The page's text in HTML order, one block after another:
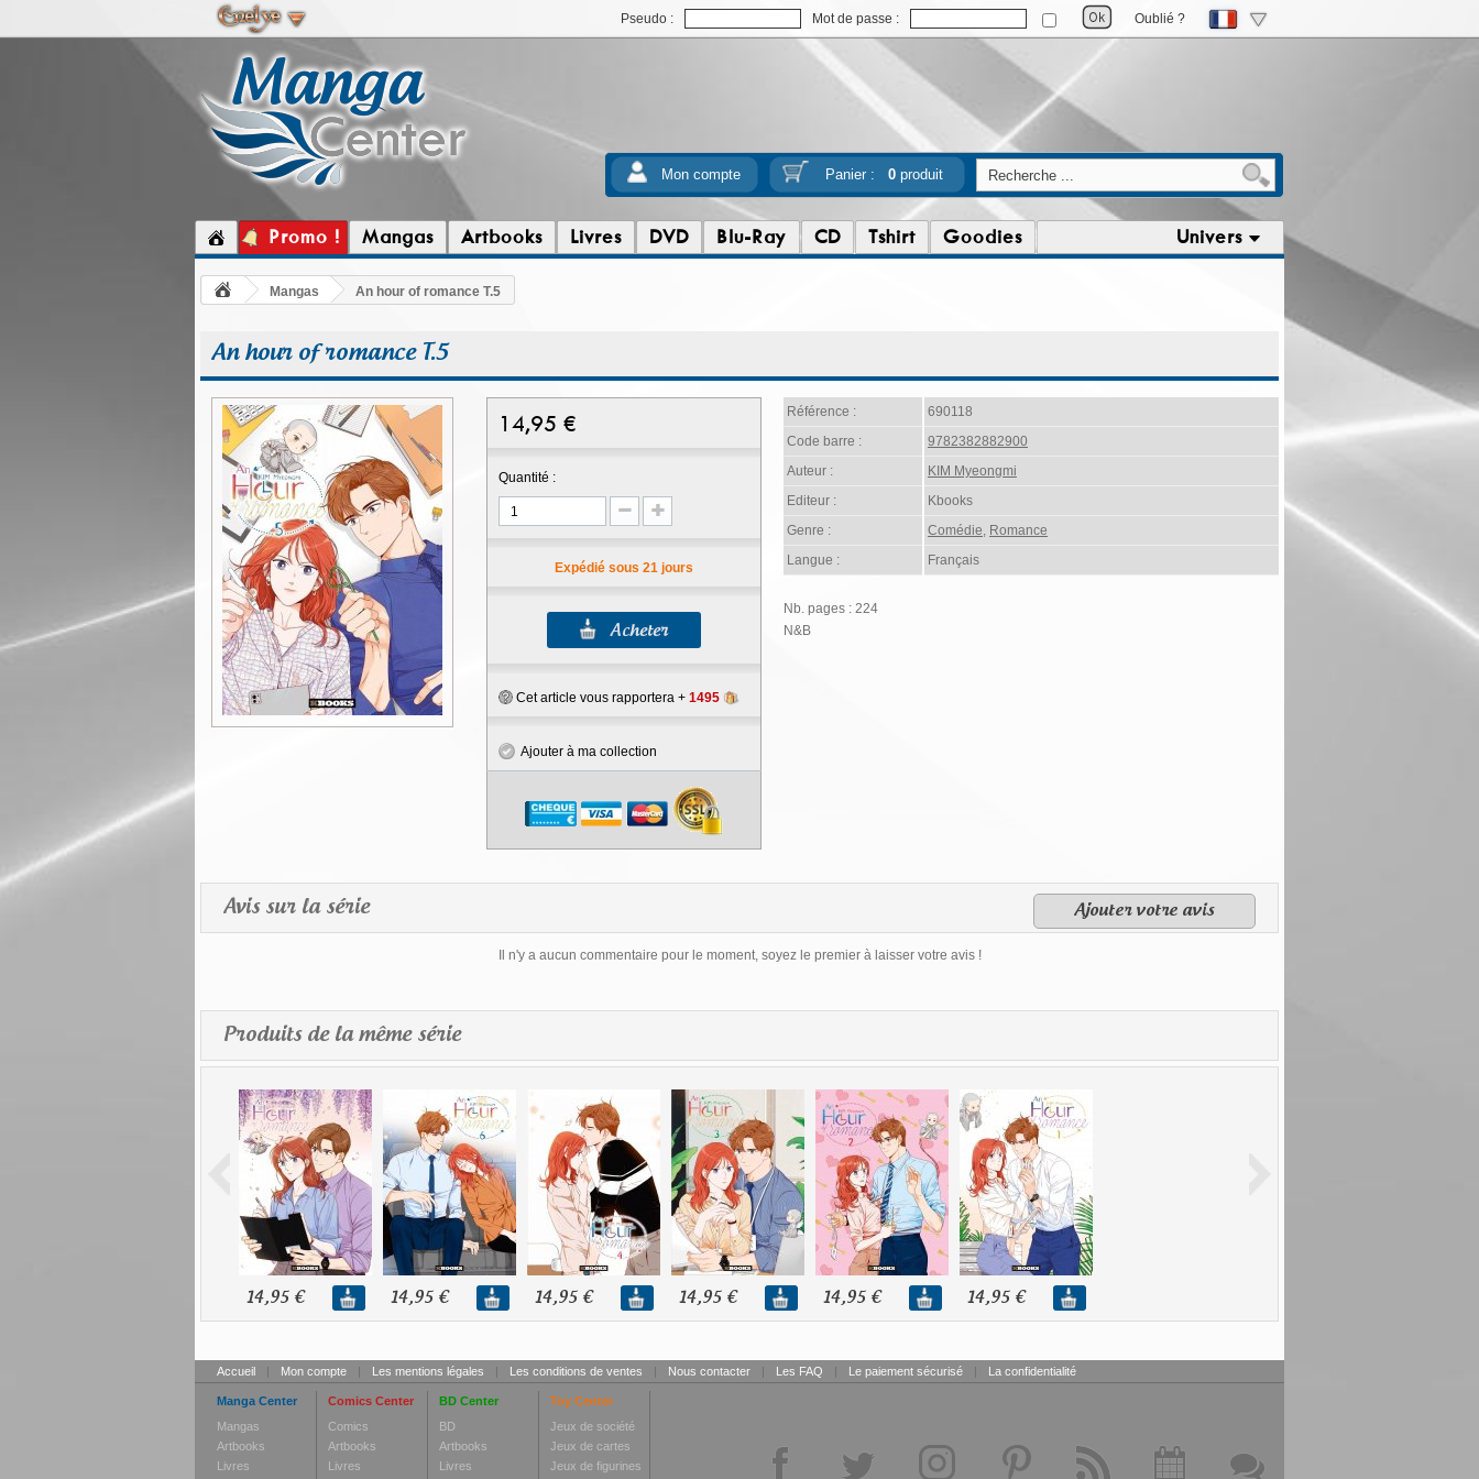
Pseudo : Mot de passe : Oublié ?
Mon compte Panier : 0produit
Promo ! Mangas Artbooks Livres DVD Blu-Ray CD Tshirt Goodies Univers
Mangas An hour of romance T.5
An hour of romance T.5
14,95 €
Quantité :
Expédié sous 21 jours
Cet article vous rapportera + 1495
Ajouter à ma collection
Référence :
690118
Code barre :
9782382882900
Auteur :
KIM Myeongmi
Editeur :
Kbooks
Genre :
Comédie, Romance
Langue :
Français
Nb. pages : 224
N&B
Avis sur la série Ajouter votre avis
Il n'y a aucun commentaire pour le moment, soyez le premier à laisser votre avis !
Produits de la même série
14,95 € 14,95 € 14,95 € 14,95 € 14,95 € 14,95 €
Accueil | Mon compte | Les mentions légales | Les conditions de ventes | Nous contacter | Les FAQ | Le paiement sécurisé | La confidentialité
Manga Center
Mangas
Artbooks
Livres
Comics Center
Comics
Artbooks
Livres
BD Center
BD
Artbooks
Livres
Toy Center
Jeux de société
Jeux de cartes
Jeux de figurines